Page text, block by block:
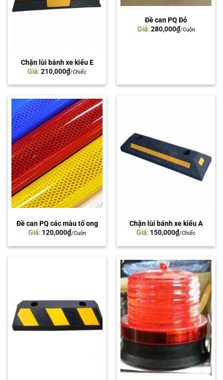
Chặn lùi bánh xe kiểu E
Giá:210,000₫/Chiếc
Đề can PQ Đỏ
Giá:280,000₫/Cuộn
Đề can PQ các màu tổ ong
Giá: 120,000₫/Cuộn
Chặn lùi bánh xe kiểu A
Giá: 150,000₫/Chiếc